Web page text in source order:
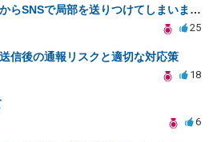
お互いの認識の違いからSNSで局部を送りつけてしまいました
25
信後の通報リスクと適切な対応策
18
6